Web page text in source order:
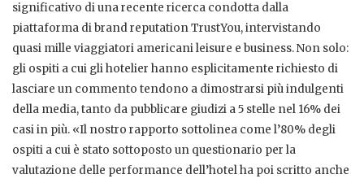
significativo di una recente ricerca condotta dalla
piattaforma di brand reputation TrustYou, intervistando
quasi mille viaggiatori americani leisure e business. Non solo:
gli ospiti a cui gli hotelier hanno esplicitamente richiesto di
lasciare un commento tendono a dimostrarsi più indulgenti
della media, tanto da pubblicare giudizi a 5 stelle nel 16% dei
casi in più. «Il nostro rapporto sottolinea come l’80% degli
ospiti a cui è stato sottoposto un questionario per la
valutazione delle performance dell’hotel ha poi scritto anche